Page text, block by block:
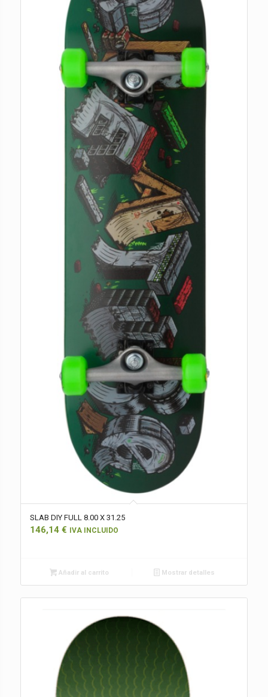
SLAB DIY FULL 8.00 X 31.25
146,14 € IVA INCLUIDO
Añadir al carrito Mostrar detalles